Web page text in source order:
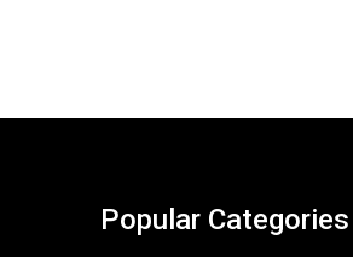
Popular Categories